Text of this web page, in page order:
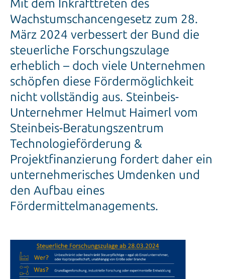
Mit dem Inkrafttreten des
Wachstumschancengesetz zum 28.
März 2024 verbessert der Bund die
steuerliche Forschungszulage
erheblich – doch viele Unternehmen
schöpfen diese Fördermöglichkeit
nicht vollständig aus. Steinbeis-
Unternehmer Helmut Haimerl vom
Steinbeis-Beratungszentrum
Technologieförderung &
Projektfinanzierung fordert daher ein
unternehmerisches Umdenken und
den Aufbau eines
Fördermittelmanagements.